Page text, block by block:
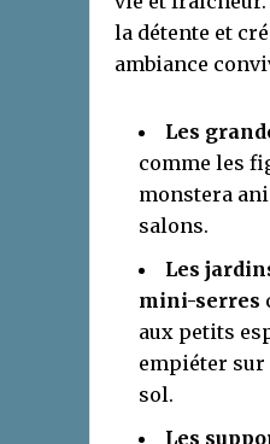
la détente et
ambiance
Les
comme les
monstera
salons.
Les
mini-serres
aux petits
empiéter sur
sol.
Les